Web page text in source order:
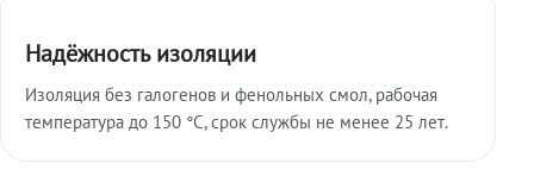
Надёжность изоляции
Изоляция без галогенов и фенольных смол, рабочая
температура до 150 °C, срок службы не менее 25 лет.